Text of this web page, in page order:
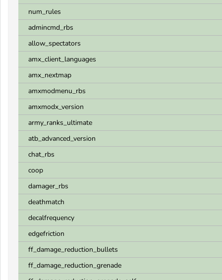
num_rules
admincmd_rbs
allow_spectators
amx_client_languages
amx_nextmap
amxmodmenu_rbs
amxmodx_version
army_ranks_ultimate
atb_advanced_version
chat_rbs
coop
damager_rbs
deathmatch
decalfrequency
edgefriction
ff_damage_reduction_bullets
ff_damage_reduction_grenade